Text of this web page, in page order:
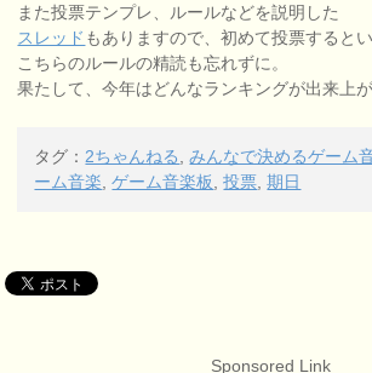
また投票テンプレ、ルールなどを説明した
スレッド もありますので、初めて投票すると
こちらのルールの精読も忘れずに。
果たして、今年はどんなランキングが出来上
タグ： 2ちゃんねる ,みんなで決めるゲーム
ーム音楽 ,ゲーム音楽板 ,投票 ,期日
Sponsored Link